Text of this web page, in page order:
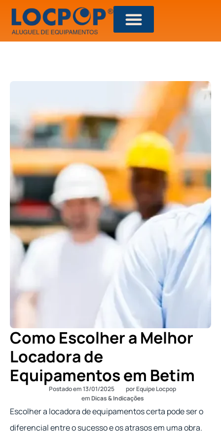
Como Escolher a Melhor
Locadora de
Equipamentos em Betim
Postado em13/01/2025 porEquipe Locpop
emDicas & Indicações
Escolher a locadora de equipamentos certa pode ser o
diferencial entre o sucesso e os atrasos em uma obra.